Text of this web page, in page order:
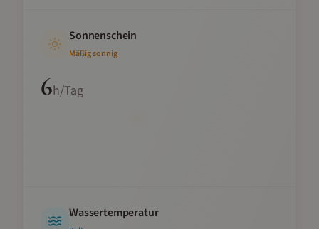
Sonnenschein
Mäßig sonnig
6h/Tag
Wassertemperatur